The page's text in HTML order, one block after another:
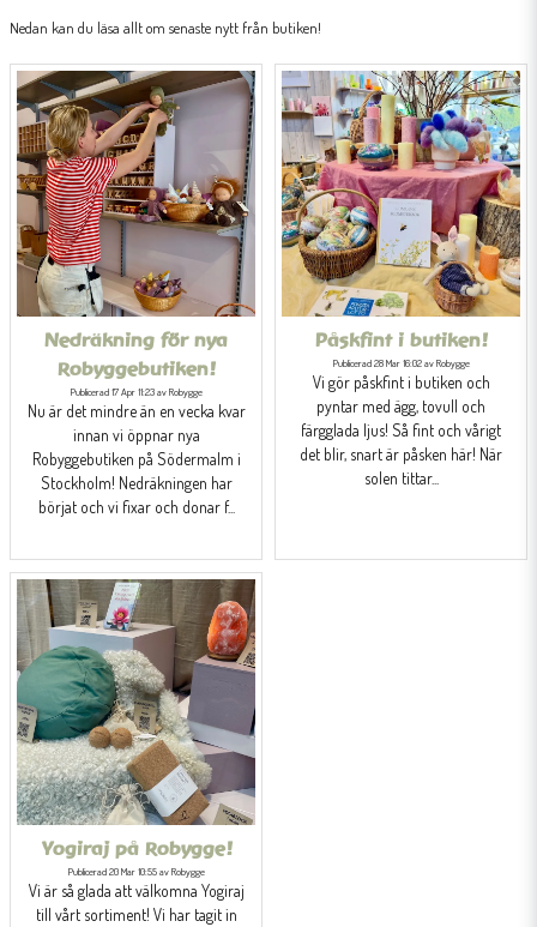
Nedan kan du läsa allt om senaste nytt från butiken!
Nedräkning för nya
Robyggebutiken!
Publicerad 17 Apr 11:23 av Robygge
Nu är det mindre än en vecka kvar
innan vi öppnar nya
Robyggebutiken på Södermalm i
Stockholm! Nedräkningen har
börjat och vi fixar och donar f...
Påskfint i butiken!
Publicerad 28 Mar 16:02 av Robygge
Vi gör påskfint i butiken och
pyntar med ägg, tovull och
färgglada ljus! Så fint och vårigt
det blir, snart är påsken här! När
solen tittar...
Yogiraj på Robygge!
Publicerad 20 Mar 10:55 av Robygge
Vi är så glada att välkomna Yogiraj
till vårt sortiment! Vi har tagit in